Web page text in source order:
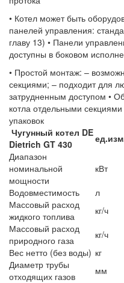
• Котел может быть
панелей управления:
главу 13) • Панели
доступны в боковом
• Простой монтаж: –
секциями; – подходит для
затрудненным доступом •
котла отдельными
упаковок
Чугунный котел DE
Dietrich GT 430
Диапазон
номинальной
мощности
кВт
Водовместимость
л
Массовый расход
жидкого топлива
кг/ч
Массовый расход
природного газа
кг/ч
Вес нетто (без воды) кг
Диаметр трубы
отходящих газов
мм